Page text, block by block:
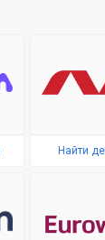
Найти